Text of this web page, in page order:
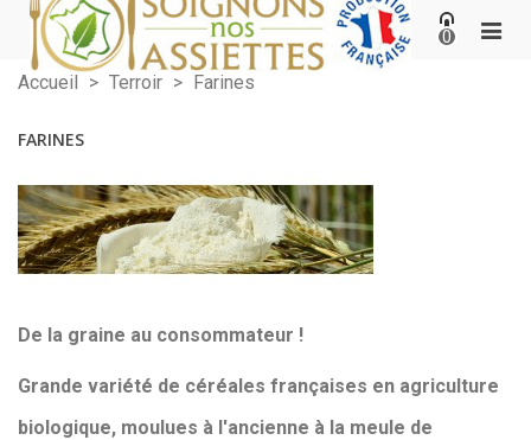
0
Accueil > Terroir > Farines
FARINES
De la graine au consommateur !
Grande variété de céréales françaises en agriculture
biologique, moulues à l'ancienne à la meule de